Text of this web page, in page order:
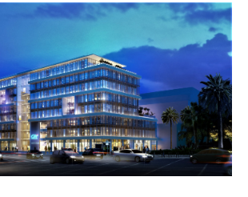
Jul 15 2026
: Supercell parie sur les studios africains
artificielle : le "Sud global" joue sa partition
-Jul 06 2026
investissements à l'étranger plus encadrés
-Jul 01 2026
hôtelière : la connectivité comme levier
-Jun 27 2026
Golfe : nouveau paradigme, nouvelles priorités